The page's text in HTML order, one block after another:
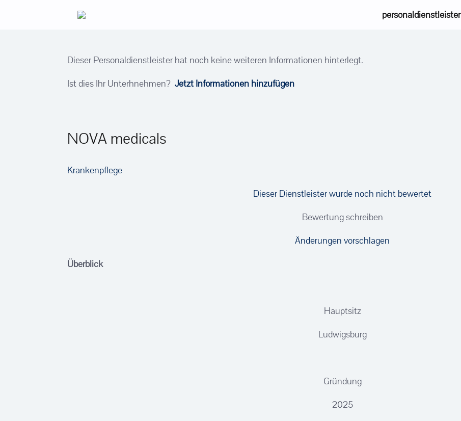
personaldienstleister
Dieser Personaldienstleister hat noch keine weiteren Informationen hinterlegt.
Ist dies Ihr Unterhnehmen? Jetzt Informationen hinzufügen
NOVA medicals
Krankenpflege
Dieser Dienstleister wurde noch nicht bewertet
Bewertung schreiben
Änderungen vorschlagen
Überblick
Hauptsitz
Ludwigsburg
Gründung
2025